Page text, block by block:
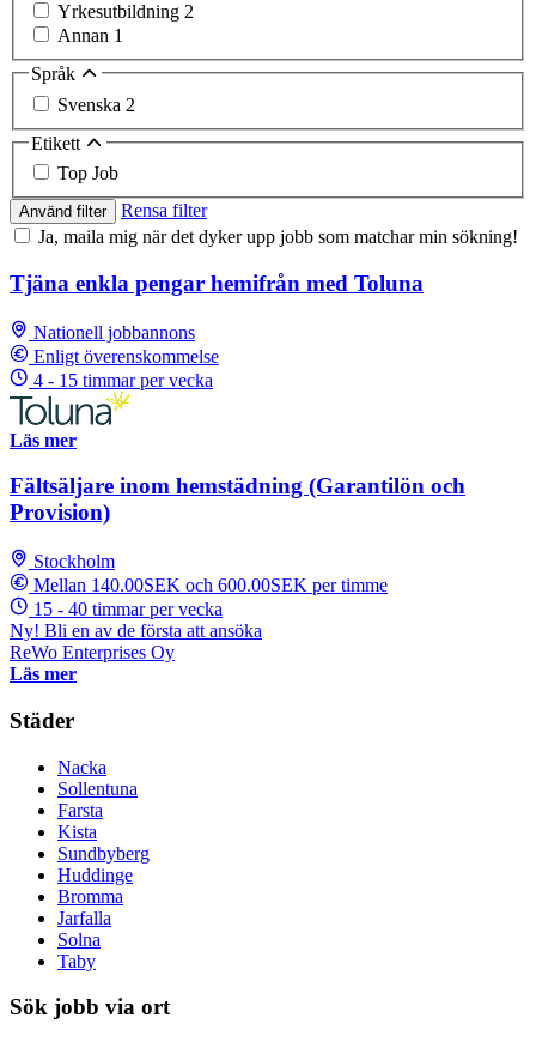
Yrkesutbildning 2
Annan 1
Språk
Svenska 2
Etikett
Top Job
Använd filter
Rensa filter
Ja, maila mig när det dyker upp jobb som matchar min sökning!
Tjäna enkla pengar hemifrån med Toluna
Nationell jobbannons
Enligt överenskommelse
4 - 15 timmar per vecka
Läs mer
Fältsäljare inom hemstädning (Garantilön och
Provision)
Stockholm
Mellan 140.00SEK och 600.00SEK per timme
15 - 40 timmar per vecka
Ny! Bli en av de första att ansöka
ReWo Enterprises Oy
Läs mer
Städer
Nacka
Sollentuna
Farsta
Kista
Sundbyberg
Huddinge
Bromma
Jarfalla
Solna
Taby
Sök jobb via ort